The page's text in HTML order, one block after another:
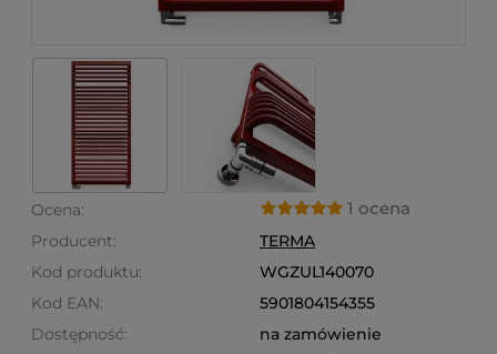
Ocena: 1 ocena
Producent:
TERMA
Kod produktu:
WGZUL140070
Kod EAN:
5901804154355
Dostępność:
na zamówienie